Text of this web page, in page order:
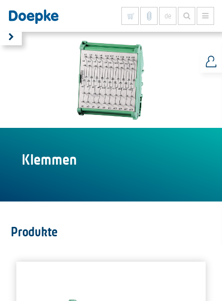
de
Klemmen
Produkte